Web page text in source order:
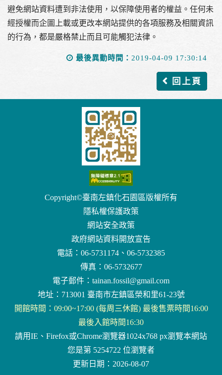
避免網站資料遭到非法使用，以保障使用者的權益。任何未
經授權而企圖上載或更改本網站提供的各項服務及相關資訊
的行為，都是嚴格禁止而且可能觸犯法律。
最後異動時間： 2019-04-09 17:30:14
回上頁
Copyright©臺南左鎮化石園區版權所有
隱私權保護政策
網站安全政策
政府網站資料開放宣告
電話：06-5731174、06-5732385
傳真：06-5732677
電子郵件： tainan.fossil@gmail.com
地址：713001 臺南市左鎮區榮和里61-23號
開館時間：09:00~17:00 (每周三休館) 最後售票時間16:00
最後入館時間16:30
請用IE、Firefox或Chrome瀏覽器1024x768 px瀏覽本網站
您是第 5254722 位瀏覽者
更新日期：2026-08-07